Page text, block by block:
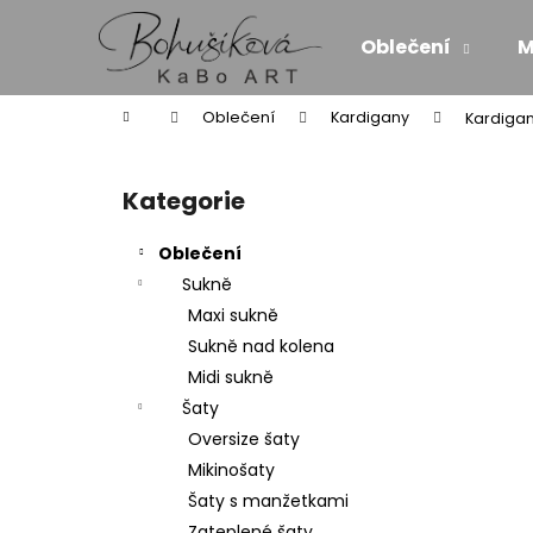
Oblečení
Domů Oblečení Kardigany
Přeskočit
kategorie
Kategorie
Oblečení
Sukně
Maxi sukně
Sukně nad kolena
Midi sukně
Šaty
Oversize šaty
Mikinošaty
Šaty s manžetkami
í
Zpět
do
Zpět
do
ZAVINOVACÍ MIDI SUKNĚ/SATÉN - SÍLA